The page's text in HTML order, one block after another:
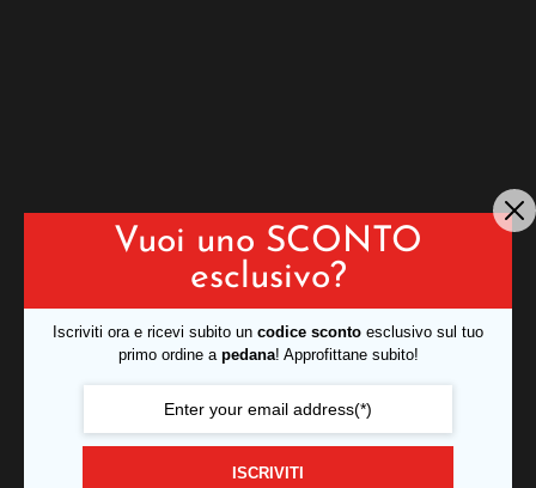
Vuoi uno SCONTO
esclusivo?
Iscriviti ora e ricevi subito un codice sconto esclusivo sul tuo
primo ordine a pedana! Approfittane subito!
ISCRIVITI